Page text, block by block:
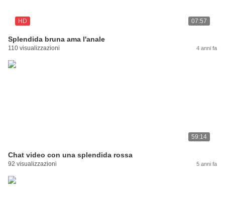
HD 07:57
Splendida bruna ama l'anale
110 visualizzazioni 4 anni fa
59:14
Chat video con una splendida rossa
92 visualizzazioni 5 anni fa